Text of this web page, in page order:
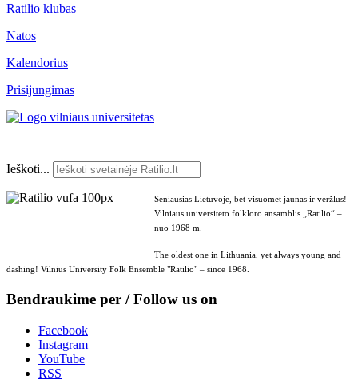
Ratilio klubas
Natos
Kalendorius
Prisijungimas
Ieškoti...
Seniausias Lietuvoje, bet visuomet jaunas ir veržlus!
Vilniaus universiteto folkloro ansamblis „Ratilio“ –
nuo 1968 m.
The oldest one in Lithuania, yet always young and
dashing! Vilnius University Folk Ensemble "Ratilio" – since 1968.
Bendraukime per / Follow us on
Facebook
Instagram
YouTube
RSS